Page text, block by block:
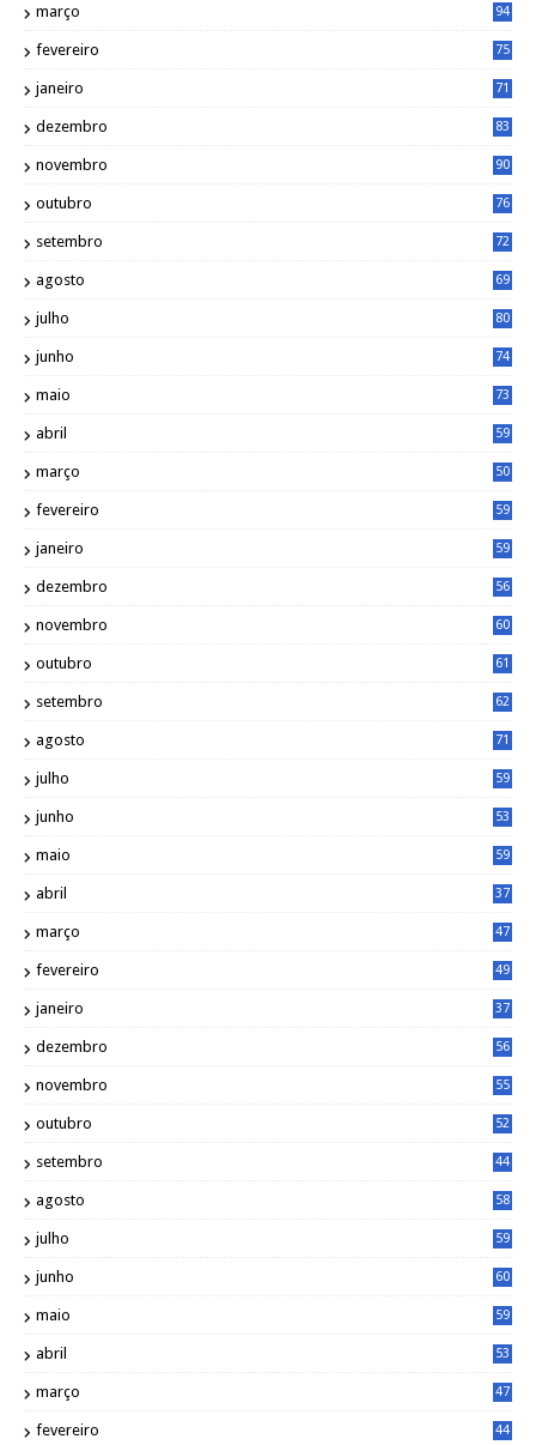
março 94
fevereiro 75
janeiro 71
dezembro 83
novembro 90
outubro 76
setembro 72
agosto 69
julho 80
junho 74
maio 73
abril 59
março 50
fevereiro 59
janeiro 59
dezembro 56
novembro 60
outubro 61
setembro 62
agosto 71
julho 59
junho 53
maio 59
abril 37
março 47
fevereiro 49
janeiro 37
dezembro 56
novembro 55
outubro 52
setembro 44
agosto 58
julho 59
junho 60
maio 59
abril 53
março 47
fevereiro 44